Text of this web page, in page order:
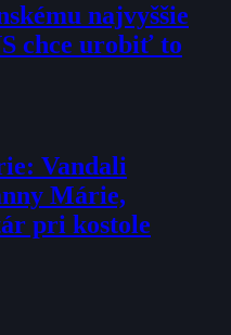
najvyššie
chce urobiť to
Vandali
Márie,
pri kostole